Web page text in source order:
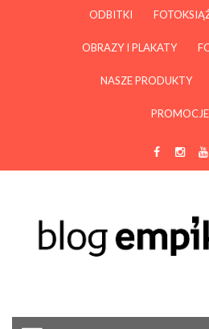
ODBITKI
OBRAZY I PLAKATY
NASZE PRODUKTY
PROMOCJE